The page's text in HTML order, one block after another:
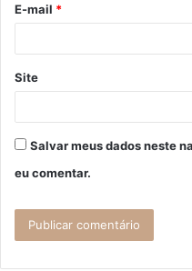
*
E-mail *
Site
Salvar meus dados neste
eu comentar.